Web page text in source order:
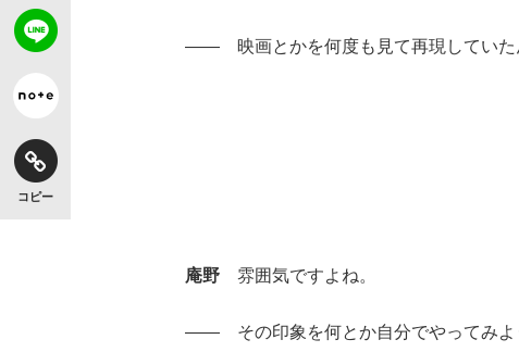
《VIVANT》頼れる相棒・ドラムが認めた“照ノ
コピー
―― 映画とかを何度も見て再現していた
庵野 雰囲気ですよね。
―― その印象を何とか自分でやってみよ